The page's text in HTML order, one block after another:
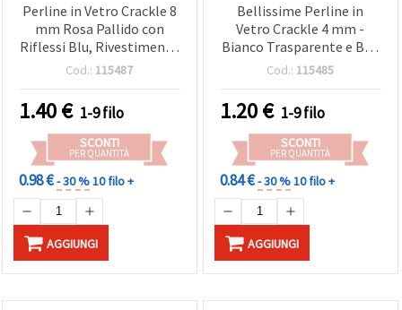
Perline in Vetro Crackle 8
mm Rosa Pallido con
Riflessi Blu, Rivestimento
AB, Foro 1 mm, ~110 pz
Cod.: 115487
1.40€ 1-9 filo
SCONTI
PER QUANTITÀ
0.98 €- 30 %10 filo +
AGGIUNGI
Bellissime Perline in
Vetro Crackle 4 mm -
Bianco Trasparente e Blu,
Foro 1 mm, Filo ~215 pz -
Delicati Gioielli Fatti a
Mano
Cod.: 115485
1.20€ 1-9 filo
SCONTI
PER QUANTITÀ
0.84 €- 30 %10 filo +
AGGIUNGI